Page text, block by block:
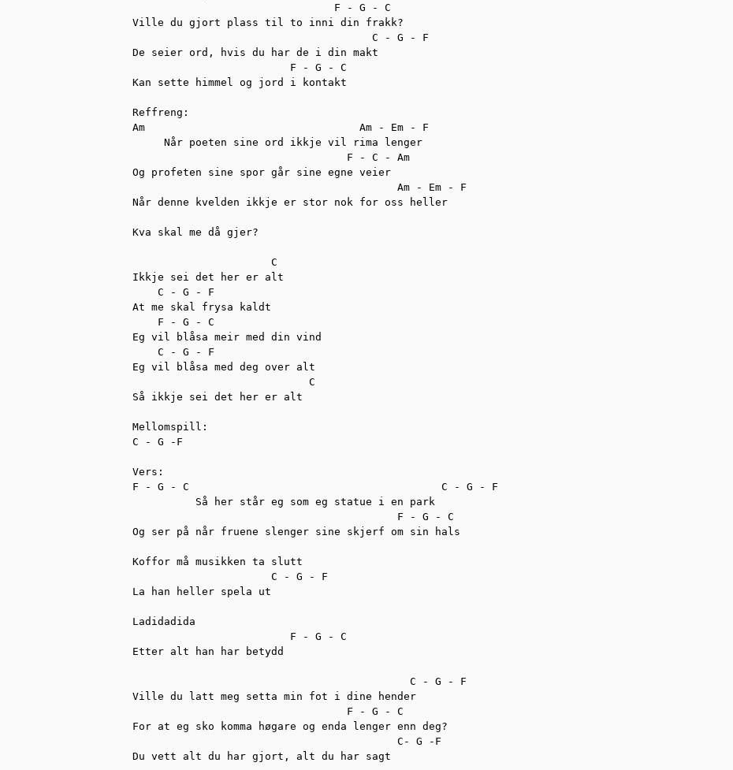
                                F - G - C
Ville du gjort plass til to inni din frakk?
                                      C - G - F
De seier ord, hvis du har de i din makt
                         F - G - C
Kan sette himmel og jord i kontakt
Reffreng:
Am                                  Am - Em - F
     Når poeten sine ord ikkje vil rima lenger
                                  F - C - Am
Og profeten sine spor går sine egne veier
                                          Am - Em - F
Når denne kvelden ikkje er stor nok for oss heller
Kva skal me då gjer?
                      C
Ikkje sei det her er alt
    C - G - F
At me skal frysa kaldt
    F - G - C
Eg vil blåsa meir med din vind
    C - G - F
Eg vil blåsa med deg over alt
                            C
Så ikkje sei det her er alt
Mellomspill:
C - G -F
Vers:
F - G - C                                        C - G - F
          Så her står eg som eg statue i en park
                                          F - G - C
Og ser på når fruene slenger sine skjerf om sin hals
Koffor må musikken ta slutt
                      C - G - F
La han heller spela ut
Ladidadida
                         F - G - C
Etter alt han har betydd
                                            C - G - F
Ville du latt meg setta min fot i dine hender
                                  F - G - C
For at eg sko komma høgare og enda lenger enn deg?
                                          C- G -F
Du vett alt du har gjort, alt du har sagt